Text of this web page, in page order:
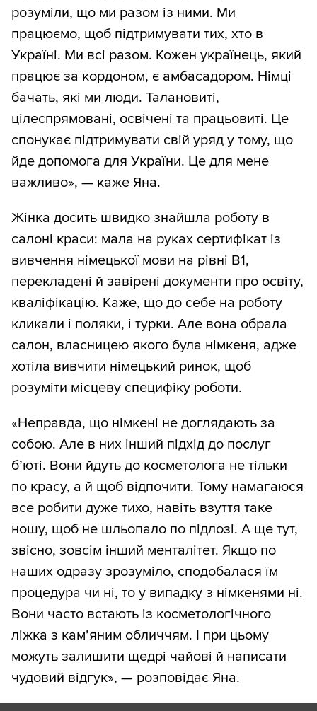
розуміли, що ми разом із ними. Ми
працюємо, щоб підтримувати тих, хто в
Україні. Ми всі разом. Кожен українець, який
працює за кордоном, є амбасадором. Німці
бачать, які ми люди. Талановиті,
цілеспрямовані, освічені та працьовиті. Це
спонукає підтримувати свій уряд у тому, що
йде допомога для України. Це для мене
важливо», — каже Яна.
Жінка досить швидко знайшла роботу в
салоні краси: мала на руках сертифікат із
вивчення німецької мови на рівні B1,
перекладені й завірені документи про освіту,
кваліфікацію. Каже, що до себе на роботу
кликали і поляки, і турки. Але вона обрала
салон, власницею якого була німкеня, адже
хотіла вивчити німецький ринок, щоб
розуміти місцеву специфіку роботи.
«Неправда, що німкені не доглядають за
собою. Але в них інший підхід до послуг
б’юті. Вони йдуть до косметолога не тільки
по красу, а й щоб відпочити. Тому намагаюся
все робити дуже тихо, навіть взуття таке
ношу, щоб не шльопало по підлозі. А ще тут,
звісно, зовсім інший менталітет. Якщо по
наших одразу зрозуміло, сподобалася їм
процедура чи ні, то у випадку з німкенями ні.
Вони часто встають із косметологічного
ліжка з кам’яним обличчям. І при цьому
можуть залишити щедрі чайові й написати
чудовий відгук», — розповідає Яна.